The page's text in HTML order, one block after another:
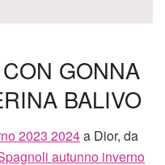
GONNA
BALIVO
2023 2024a Dior, da
autunno inverno